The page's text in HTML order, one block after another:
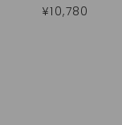
¥10,780